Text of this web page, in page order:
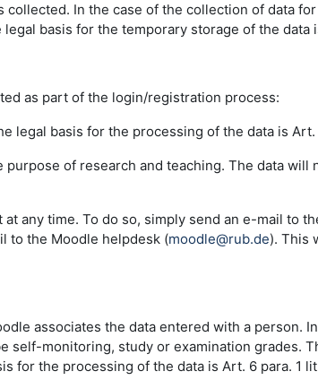
In the case of the collection of data
basis for the temporary storage of the data
as part of the login/registration process:
basis for the processing of the data is Art.
of research and teaching. The data will
any time. To do so, simply send an e-mail to
to the Moodle helpdesk (moodle@rub.de). This
associates the data entered with a person.
self-monitoring, study or examination grades.
for the processing of the data is Art. 6 para. 1